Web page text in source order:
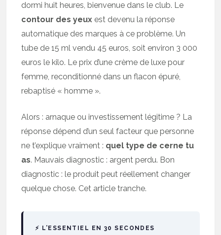
dormi huit heures, bienvenue dans le club. Le
contour des yeux est devenu la réponse
automatique des marques à ce problème. Un
tube de 15 ml vendu 45 euros, soit environ 3 000
euros le kilo. Le prix d’une crème de luxe pour
femme, reconditionné dans un flacon épuré,
rebaptisé « homme ».
Alors : arnaque ou investissement légitime ? La
réponse dépend d’un seul facteur que personne
ne t’explique vraiment : quel type de cerne tu
as. Mauvais diagnostic : argent perdu. Bon
diagnostic : le produit peut réellement changer
quelque chose. Cet article tranche.
⚡ L’ESSENTIEL EN 30 SECONDES